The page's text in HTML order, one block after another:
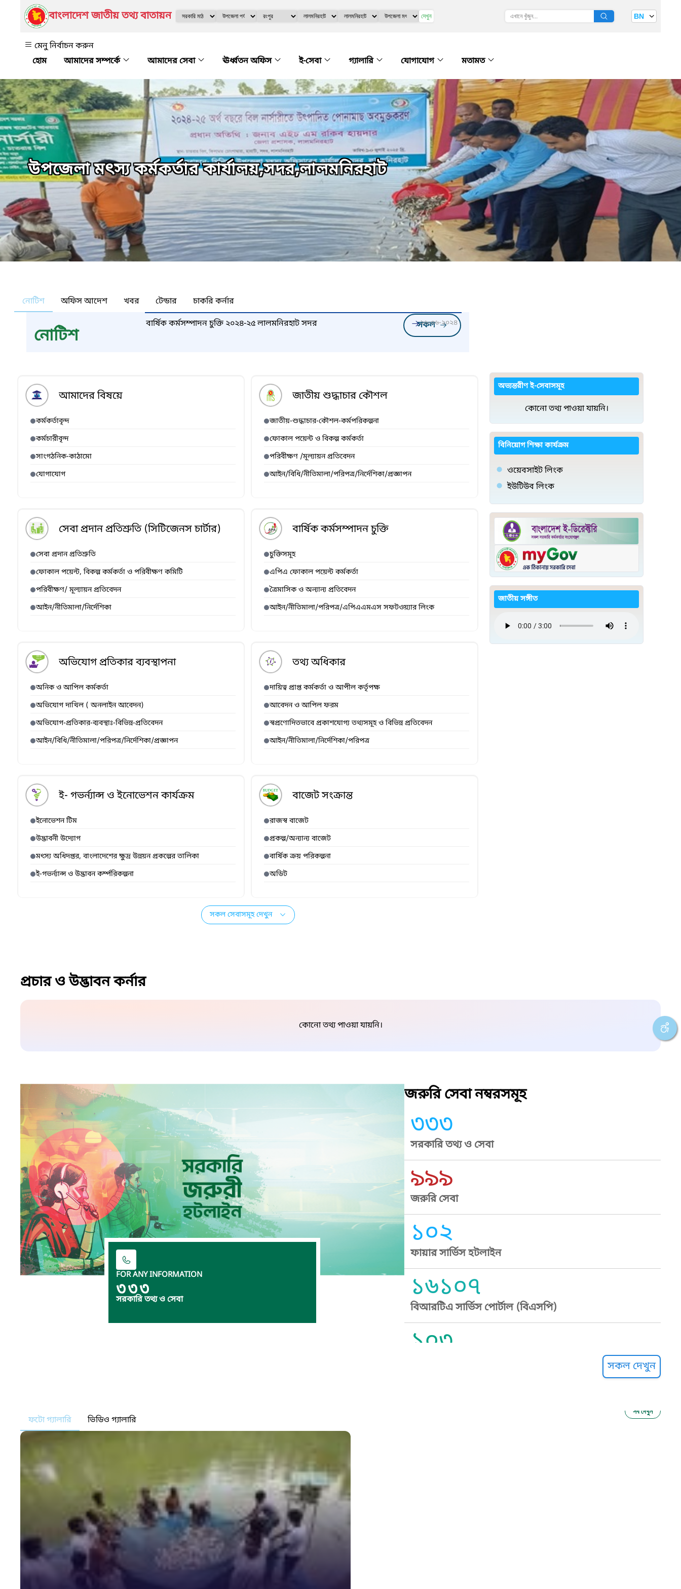
বাংলাদেশ জাতীয় তথ্য বাতায়ন দেখুন BN
মেনু নির্বাচন করুন
আমাদের সম্পর্কে
আমাদের সেবা ঊর্ধ্বতন অফিস ই-সেবা গ্যালারি যোগাযোগ মতামত
উপজেলা মৎস্য কর্মকর্তার কার্যালয়,সদর,লালমনিরহাট
নোটিশ অফিস আদেশ খবর টেন্ডার চাকরি কর্নার
নোটিশ
সকল
বার্ষিক কর্মসম্পাদন চুক্তি ২০২৪-২৫ লালমনিরহাট সদর ২৬-০৬-২০২৪
আমাদের বিষয়ে
কর্মকর্তাবৃন্দ
কর্মচারীবৃন্দ
সাংগঠনিক-কাঠামো
যোগাযোগ
জাতীয় শুদ্ধাচার কৌশল
জাতীয়-শুদ্ধাচার-কৌশল-কর্মপরিকল্পনা
ফোকাল পয়েন্ট ও বিকল্প কর্মকর্তা
পরিবীক্ষণ /মূল্যায়ন প্রতিবেদন
আইন/বিধি/নীতিমালা/পরিপত্র/নির্দেশিকা/প্রজ্ঞাপন
সেবা প্রদান প্রতিশ্রুতি (সিটিজেনস চার্টার)
সেবা প্রদান প্রতিশ্রুতি
ফোকাল পয়েন্ট, বিকল্প কর্মকর্তা ও পরিবীক্ষণ কমিটি
পরিবীক্ষণ/ মূল্যায়ন প্রতিবেদন
আইন/নীতিমালা/নির্দেশিকা
বার্ষিক কর্মসম্পাদন চুক্তি
চুক্তিসমূহ
এপিএ ফোকাল পয়েন্ট কর্মকর্তা
ত্রৈমাসিক ও অন্যান্য প্রতিবেদন
আইন/নীতিমালা/পরিপত্র/এপিএএমএস সফটওয়্যার লিংক
অভিযোগ প্রতিকার ব্যবস্থাপনা
অনিক ও আপিল কর্মকর্তা
অভিযোগ দাখিল ( অনলাইন আবেদন)
অভিযোগ-প্রতিকার-ব্যবস্থাঃ-বিভিন্ন-প্রতিবেদন
আইন/বিধি/নীতিমালা/পরিপত্র/নির্দেশিকা/প্রজ্ঞাপন
তথ্য অধিকার
দায়িত্ব প্রাপ্ত কর্মকর্তা ও আপীল কর্তৃপক্ষ
আবেদন ও আপিল ফরম
স্বপ্রণোদিতভাবে প্রকাশযোগ্য তথ্যসমূহ ও বিভিন্ন প্রতিবেদন
আইন/নীতিমালা/নির্দেশিকা/পরিপত্র
ই- গভর্ন্যান্স ও ইনোভেশন কার্যক্রম
ইনোভেশন টিম
উদ্ভাবনী উদ্যোগ
মৎস্য অধিদপ্তর, বাংলাদেশের ক্ষুদ্র উন্নয়ন প্রকল্পের তালিকা
ই-গভর্ন্যান্স ও উদ্ভাবন কর্ম্পরিকল্পনা
বাজেট সংক্রান্ত
রাজস্ব বাজেট
প্রকল্প/অন্যান্য বাজেট
বার্ষিক ক্রয় পরিকল্পনা
অডিট
সকল সেবাসমূহ দেখুন
অভ্যন্তরীণ ই-সেবাসমূহ
কোনো তথ্য পাওয়া যায়নি।
বিনিয়োগ শিক্ষা কার্যক্রম
ওয়েবসাইট লিংক
ইউটিউব লিংক
জাতীয় সঙ্গীত
প্রচার ও উদ্ভাবন কর্নার
কোনো তথ্য পাওয়া যায়নি।
FOR ANY INFORMATION
৩৩৩
সরকারি তথ্য ও সেবা
জরুরি সেবা নম্বরসমূহ
৩৩৩
সরকারি তথ্য ও সেবা
৯৯৯
জরুরি সেবা
১০২
ফায়ার সার্ভিস হটলাইন
১৬১০৭
বিআরটিএ সার্ভিস পোর্টাল (বিএসপি)
১০৩
সকল দেখুন
ফটো গ্যালারি ভিডিও গ্যালারি
সব দেখুন